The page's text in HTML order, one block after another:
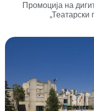
Промоција на
„Театарски